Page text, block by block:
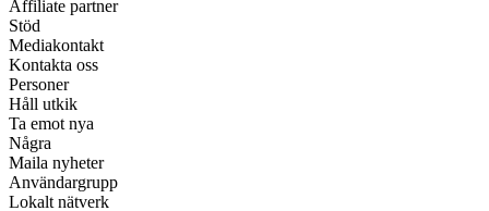
Affiliate partner
Stöd
Mediakontakt
Kontakta oss
Personer
Håll utkik
Ta emot nya
Några
Maila nyheter
Användargrupp
Lokalt nätverk